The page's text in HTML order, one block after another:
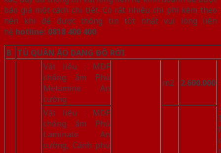
báo giá một cách chi tiết. Có rất nhiều chi phí kèm theo
nên khi để được thông tin tốt nhất vui lòng liên
hệ hotline: 0818 400 400
B TỦ QUẦN ÁO DẠNG ĐỒ RỜI
Vật liệu : MDF
chống ẩm Phủ
Melamine An
cường
m2 2.600.000
Vật liệu : MDF
chống ẩm Phủ
Laminate An
cường, Cánh phủ